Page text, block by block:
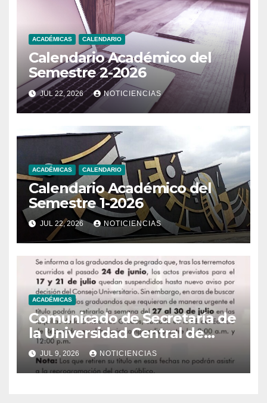
ACADÉMICAS CALENDARIO
Calendario Académico del
Semestre 2-2026
JUL 22, 2026 NOTICIENCIAS
ACADÉMICAS CALENDARIO
Calendario Académico del
Semestre 1-2026
JUL 22, 2026 NOTICIENCIAS
ACADÉMICAS
Comunicado de Secretaría de
la Universidad Central de
Venezuela
JUL 9, 2026 NOTICIENCIAS